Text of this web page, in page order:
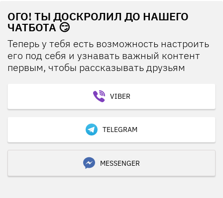
ОГО! ТЫ ДОСКРОЛИЛ ДО НАШЕГО
ЧАТБОТА 😏
Теперь у тебя есть возможность настроить
его под себя и узнавать важный контент
первым, чтобы рассказывать друзьям
VIBER
TELEGRAM
MESSENGER